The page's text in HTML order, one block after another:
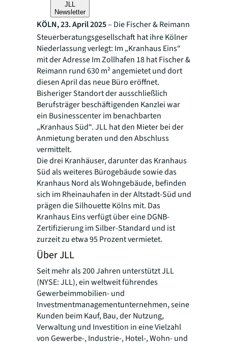
JLL
Newsletter
KÖLN, 23. April 2025– Die Fischer & Reimann
Steuerberatungsgesellschaft hat ihre Kölner
Niederlassung verlegt: Im „Kranhaus Eins“
mit der Adresse Im Zollhafen 18 hat Fischer &
Reimann rund 630 m² angemietet und dort
diesen April das neue Büro eröffnet.
Bisheriger Standort der ausschließlich
Berufsträger beschäftigenden Kanzlei war
ein Businesscenter im benachbarten
„Kranhaus Süd“. JLL hat den Mieter bei der
Anmietung beraten und den Abschluss
vermittelt.
Die drei Kranhäuser, darunter das Kranhaus
Süd als weiteres Bürogebäude sowie das
Kranhaus Nord als Wohngebäude, befinden
sich im Rheinauhafen in der Altstadt-Süd und
prägen die Silhouette Kölns mit. Das
Kranhaus Eins verfügt über eine DGNB-
Zertifizierung im Silber-Standard und ist
zurzeit zu etwa 95 Prozent vermietet.
Über JLL
Seit mehr als 200 Jahren unterstützt JLL
(NYSE: JLL), ein weltweit führendes
Gewerbeimmobilien- und
Investmentmanagementunternehmen, seine
Kunden beim Kauf, Bau, der Nutzung,
Verwaltung und Investition in eine Vielzahl
von Gewerbe-, Industrie-, Hotel-, Wohn- und